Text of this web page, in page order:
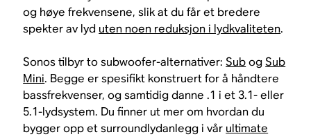
og høye frekvensene, slik at du får et bredere
spekter av lyd uten noen reduksjon i lydkvaliteten.
Sonos tilbyr to subwoofer-alternativer:SubogSub
Mini. Begge er spesifikt konstruert for å håndtere
bassfrekvenser, og samtidig danne .1 i et 3.1- eller
5.1-lydsystem. Du finner ut mer om hvordan du
bygger opp et surroundlydanlegg i vår ultimate